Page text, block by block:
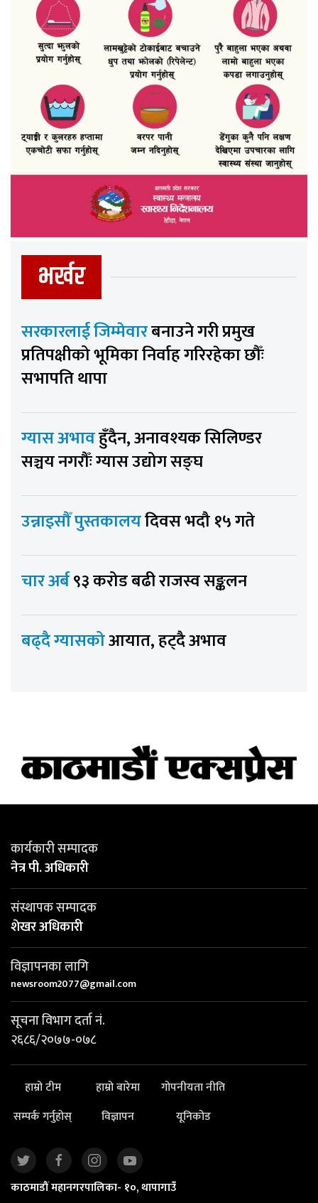
भर्खर
सरकारलाई जिम्मेवारबनाउने गरी प्रमुख
प्रतिपक्षीको भूमिका निर्वाह गरिरहेका छौँः
सभापति थापा
ग्यास अभावहुँदैन, अनावश्यक सिलिण्डर
सञ्चय नगरौँः ग्यास उद्योग सङ्घ
उन्नाइसौँ पुस्तकालयदिवस भदौ १५ गते
चार अर्ब९३ करोड बढी राजस्व सङ्कलन
बढ्दै ग्यासकोआयात, हट्दै अभाव
कार्यकारी सम्पादक
नेत्र पी. अधिकारी
संस्थापक सम्पादक
शेखर अधिकारी
विज्ञापनका लागि
newsroom2077@gmail.com
सूचना विभाग दर्ता नं.
२६८६/२०७७-०७८
हाम्रो टीम हाम्रो बारेमा
गोपनीयता नीति
सम्पर्क गर्नुहोस्
विज्ञापन यूनिकोड
काठमाडौं महानगरपालिका- १०, थापागाउँ